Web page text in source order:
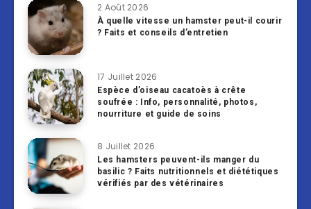
2 Août 2026
À quelle vitesse un hamster peut-il courir
? Faits et conseils d’entretien
17 Juillet 2026
Espèce d’oiseau cacatoès à crête
soufrée : Info, personnalité, photos,
nourriture et guide de soins
8 Juillet 2026
Les hamsters peuvent-ils manger du
basilic ? Faits nutritionnels et diététiques
vérifiés par des vétérinaires